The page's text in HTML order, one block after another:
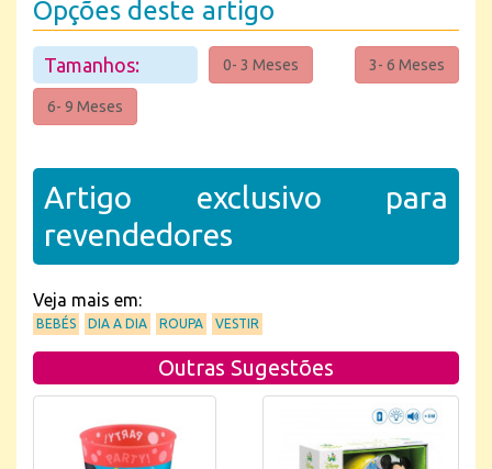
Opções deste artigo
Tamanhos: 0- 3 Meses 3- 6 Meses
6- 9 Meses
Artigo exclusivo para
revendedores
Veja mais em:
BEBÉS DIA A DIA ROUPA VESTIR
Outras Sugestões